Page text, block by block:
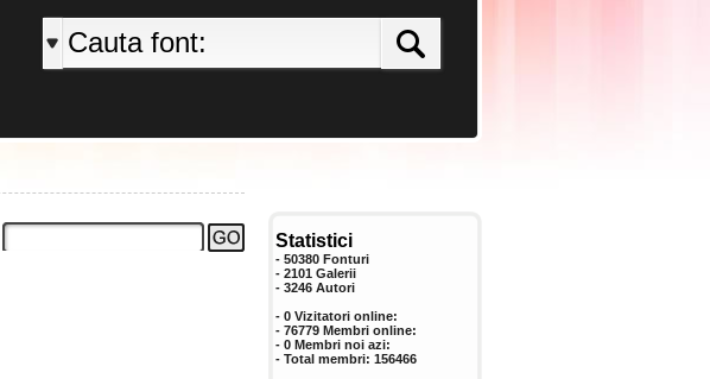
Statistici
- 50380 Fonturi
- 2101 Galerii
- 3246 Autori
- 0 Vizitatori online:
- 76779 Membri online:
- 0 Membri noi azi:
- Total membri: 156466